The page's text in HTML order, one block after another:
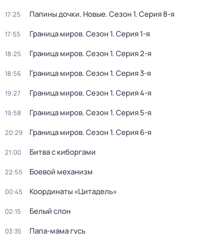
17:25 Папины дочки. Новые. Сезон 1. Серия 8-я
17:55 Граница миров. Сезон 1. Серия 1-я
18:25 Граница миров. Сезон 1. Серия 2-я
18:56 Граница миров. Сезон 1. Серия 3-я
19:27 Граница миров. Сезон 1. Серия 4-я
19:58 Граница миров. Сезон 1. Серия 5-я
20:29 Граница миров. Сезон 1. Серия 6-я
21:00 Битва с киборгами
22:55 Боевой механизм
00:45 Координаты «Цитадель»
02:15 Белый слон
03:35 Папа-мама гусь